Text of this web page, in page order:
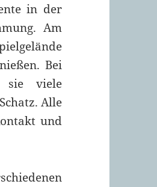
in der
Am
Bei
sie viele
Alle
und